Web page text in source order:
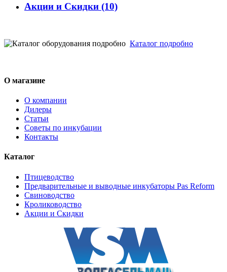
Акции и Скидки (10)
Каталог подробно
О магазине
О компании
Дилеры
Статьи
Советы по инкубации
Контакты
Каталог
Птицеводство
Предварительные и выводные инкубаторы Pas Reform
Свиноводство
Кролиководство
Акции и Скидки